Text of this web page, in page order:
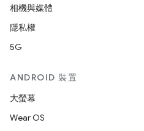
相機與媒體
隱私權
5G
ANDROID 裝置
大螢幕
Wear OS